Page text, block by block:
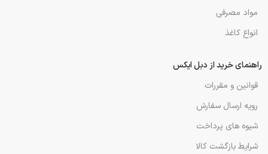
مواد مصرفی
انواع کاغذ
راهنمای خرید از دبل ایکس
قوانین و مقررات
رویه ارسال سفارش
شیوه های پرداخت
شرایط بازگشت کالا